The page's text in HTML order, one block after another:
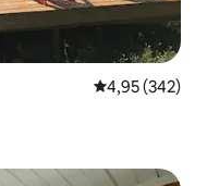
Середня
4,95 (342)